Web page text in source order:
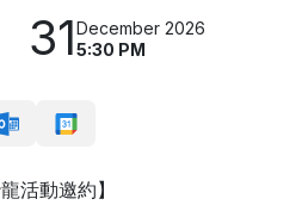
31December 2026
5:30 PM
活動邀約】